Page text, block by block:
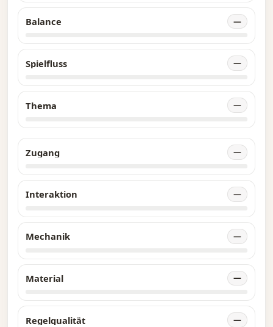
Balance —
Spielfluss —
Thema —
Zugang —
Interaktion —
Mechanik —
Material —
Regelqualität —